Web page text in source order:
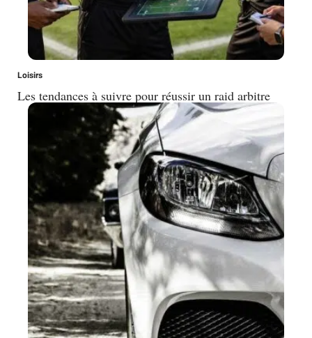
Loisirs
Les tendances à suivre pour réussir un raid arbitre